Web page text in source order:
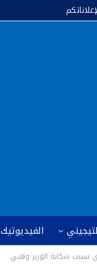
الفيديوتيك
شكاية الوزير وهبي